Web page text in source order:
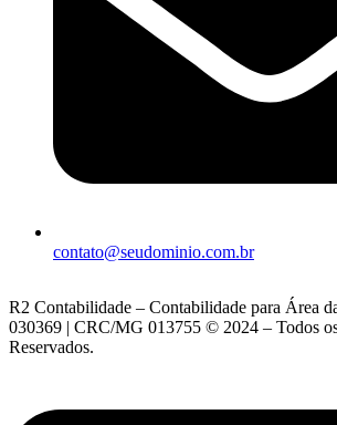
contato@seudominio.com.br
R2 Contabilidade – Contabilidade para Área
030369 | CRC/MG 013755 © 2024 – Todos
Reservados.